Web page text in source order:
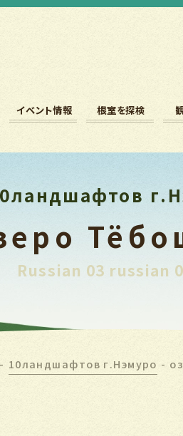
イベント情報 根室を探検
Russian 03 russian
- 10ландшафтов г.Нэмуро -